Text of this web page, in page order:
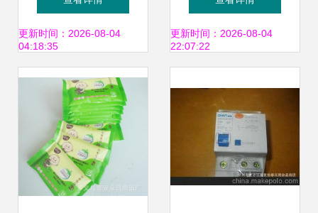
暖守护者——微波
炉手套系列与日用
精品一览
更新时间：2026-08-04
04:18:35
道
更新时间：2026-08-04
22:07:22